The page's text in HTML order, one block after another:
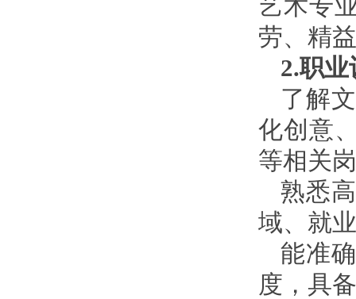
艺术专
劳、精
2.职
了解
化创意
等相关
熟悉
域、就
能准
度，具